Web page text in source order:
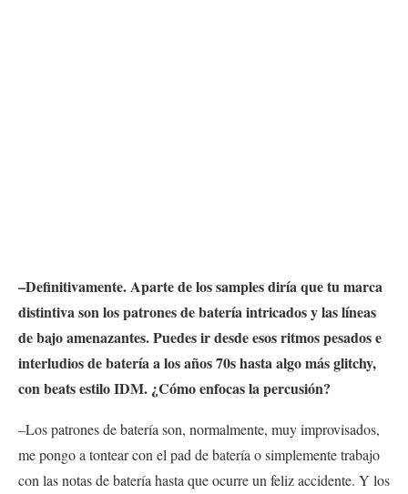
–Definitivamente. Aparte de los samples diría que tu marca
distintiva son los patrones de batería intricados y las líneas
de bajo amenazantes. Puedes ir desde esos ritmos pesados e
interludios de batería a los años 70s hasta algo más glitchy,
con beats estilo IDM. ¿Cómo enfocas la percusión?
–Los patrones de batería son, normalmente, muy improvisados,
me pongo a tontear con el pad de batería o simplemente trabajo
con las notas de batería hasta que ocurre un feliz accidente. Y los